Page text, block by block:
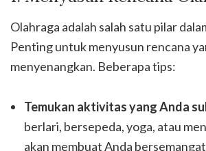
Olahraga adalah salah satu pilar
Penting untuk menyusun rencana
menyenangkan. Beberapa tips:
Temukan aktivitas yang Anda
berlari, bersepeda, yoga, atau
akan membuat Anda